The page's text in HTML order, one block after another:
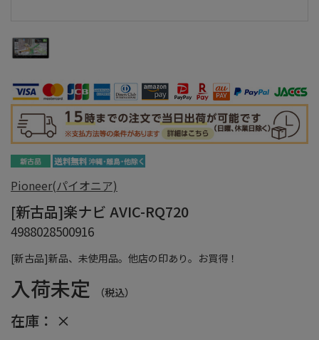
[新古品]新品、未使用品。他店の印あり。お買得！
Pioneer(パイオニア)
[新古品]楽ナビ AVIC-RQ720
4988028500916
入荷未定 （税込）
在庫： ×